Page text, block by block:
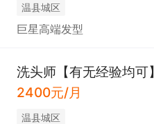
温县城区
巨星高端发型
洗头师【有无经验均可】
2400元/月
温县城区